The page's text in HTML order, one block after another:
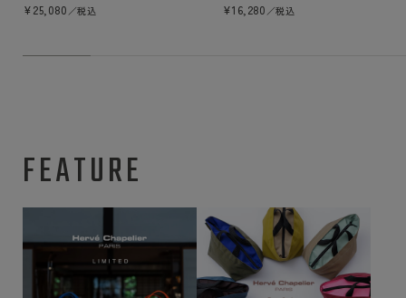
通
¥25,080 ／税込
通
¥16,280 ／税込
FEATURE